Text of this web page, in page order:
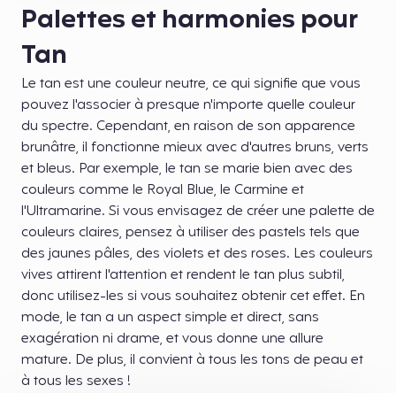
Palettes et harmonies pour
Tan
Le tan est une couleur neutre, ce qui signifie que vous
pouvez l'associer à presque n'importe quelle couleur
du spectre. Cependant, en raison de son apparence
brunâtre, il fonctionne mieux avec d'autres bruns, verts
et bleus. Par exemple, le tan se marie bien avec des
couleurs comme le Royal Blue, le Carmine et
l'Ultramarine. Si vous envisagez de créer une palette de
couleurs claires, pensez à utiliser des pastels tels que
des jaunes pâles, des violets et des roses. Les couleurs
vives attirent l'attention et rendent le tan plus subtil,
donc utilisez-les si vous souhaitez obtenir cet effet. En
mode, le tan a un aspect simple et direct, sans
exagération ni drame, et vous donne une allure
mature. De plus, il convient à tous les tons de peau et
à tous les sexes !